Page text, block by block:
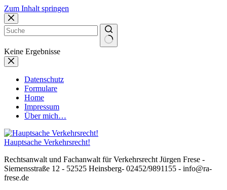
Zum Inhalt springen
Keine Ergebnisse
Datenschutz
Formulare
Home
Impressum
Über mich…
Hauptsache Verkehrsrecht!
Rechtsanwalt und Fachanwalt für Verkehrsrecht Jürgen Frese -
Siemensstraße 12 - 52525 Heinsberg- 02452/9891155 - info@ra-
frese.de